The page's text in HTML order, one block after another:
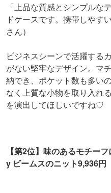
「上品な質感とシンプルな
ドケースです。携帯しやす
さん）
ビジネスシーンで活躍する
がない堅牢なデザイン。マ
納でき、ポケット数も多い
なく上質な小物を取り入れ
を演出してほしいですね♡
【第2位】味のあるモチー
y ビームスのニット9,936円